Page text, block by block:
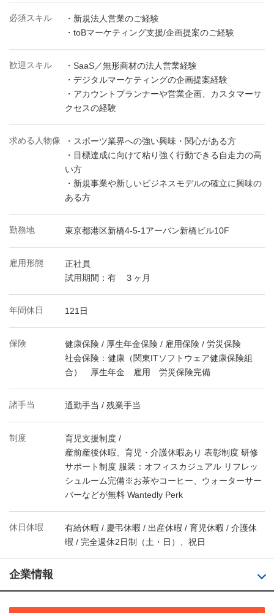
必須スキル
・新規法人営業のご経験
・toBマーケティング支援/企画提案のご経験
歓迎スキル
・SaaS／無形商材の法人営業経験
・デジタルマーケティングの企画提案経験
・アカウントプランナーや営業企画、カスタマーサ
クセスの経験
求める人物像
・スポーツ業界への強い興味・関心がある方
・目標達成に向けて粘り強く行動できる自走力の高
い方
・新規事業や新しいビジネスモデルの確立に興味の
ある方
勤務地 東京都港区新橋4-5-1アーバン新橋ビル10F
雇用形態
正社員
試用期間：有 ３ヶ月
年間休日 121日
保険
健康保険 / 厚生年金保険 / 雇用保険 / 労災保険
社会保険：健康（関東ITソフトウェア健康保険組
合） 厚生年金 雇用 労災保険完備
諸手当 通勤手当 / 残業手当
制度
育児支援制度 /
産前産後休暇、育児・介護休暇あり 表彰制度 研修
サポート制度 服装：オフィスカジュアル リフレッ
シュルーム完備※お茶やコーヒー、ウォーターサー
バーなどが無料 Wantedly Perk
休日休暇
有給休暇 / 慶弔休暇 / 出産休暇 / 育児休暇 / 介護休
暇 / 完全週休2日制（土・日）、祝日
企業情報